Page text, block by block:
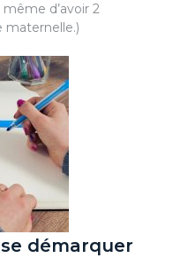
d’avoir 2
maternelle.)
démarquer